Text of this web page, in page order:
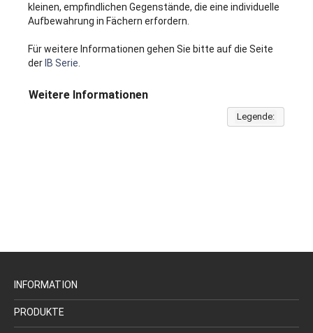
kleinen, empfindlichen Gegenstände, die eine individuelle
Aufbewahrung in Fächern erfordern.
Für weitere Informationen gehen Sie bitte auf die Seite
der IB Serie.
Weitere Informationen
Legende:
INFORMATION
PRODUKTE